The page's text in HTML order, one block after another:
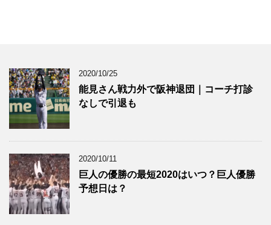
2020/10/25
能見さん戦力外で阪神退団｜コーチ打診
なしで引退も
2020/10/11
巨人の優勝の最短2020はいつ？巨人優勝
予想日は？